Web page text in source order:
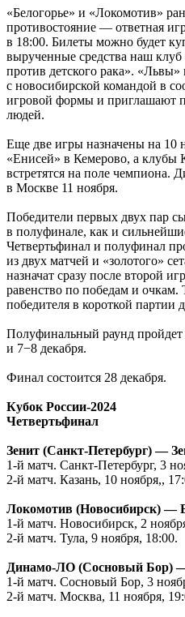
«Белогорье» и «Локомотив»
противостояние — ответная
в 18:00. Билеты можно будет
вырученные средства наш клуб
против детского рака».
с новосибирской командой в
игровой формы и приглашают
людей.
Еще две игры назначены на 10
«Енисей» в Кемерово, а клубы
встретятся на поле чемпиона.
в Москве 11 ноября.
Победители первых двух пар
в полуфинале, как и
Четвертьфинал и полуфинал
из двух матчей и «золотого»
назначат сразу после второй
равенство по победам и очкам.
победителя в короткой партии
Полуфинальный раунд
и 7−8 декабря.
Финал состоится 28 декабря.
Кубок России-2024
Четвертьфинал
Зенит (Санкт-Петербург) —
1-й матч. Санкт-Петербург, 3
2-й матч. Казань, 10 ноября,,
Локомотив (Новосибирск) —
1-й матч. Новосибирск, 2
2-й матч. Тула, 9 ноября, 18:00.
Динамо-ЛО (Сосновый Бор)
1-й матч. Сосновый Бор, 3
2-й матч. Москва, 11 ноября,